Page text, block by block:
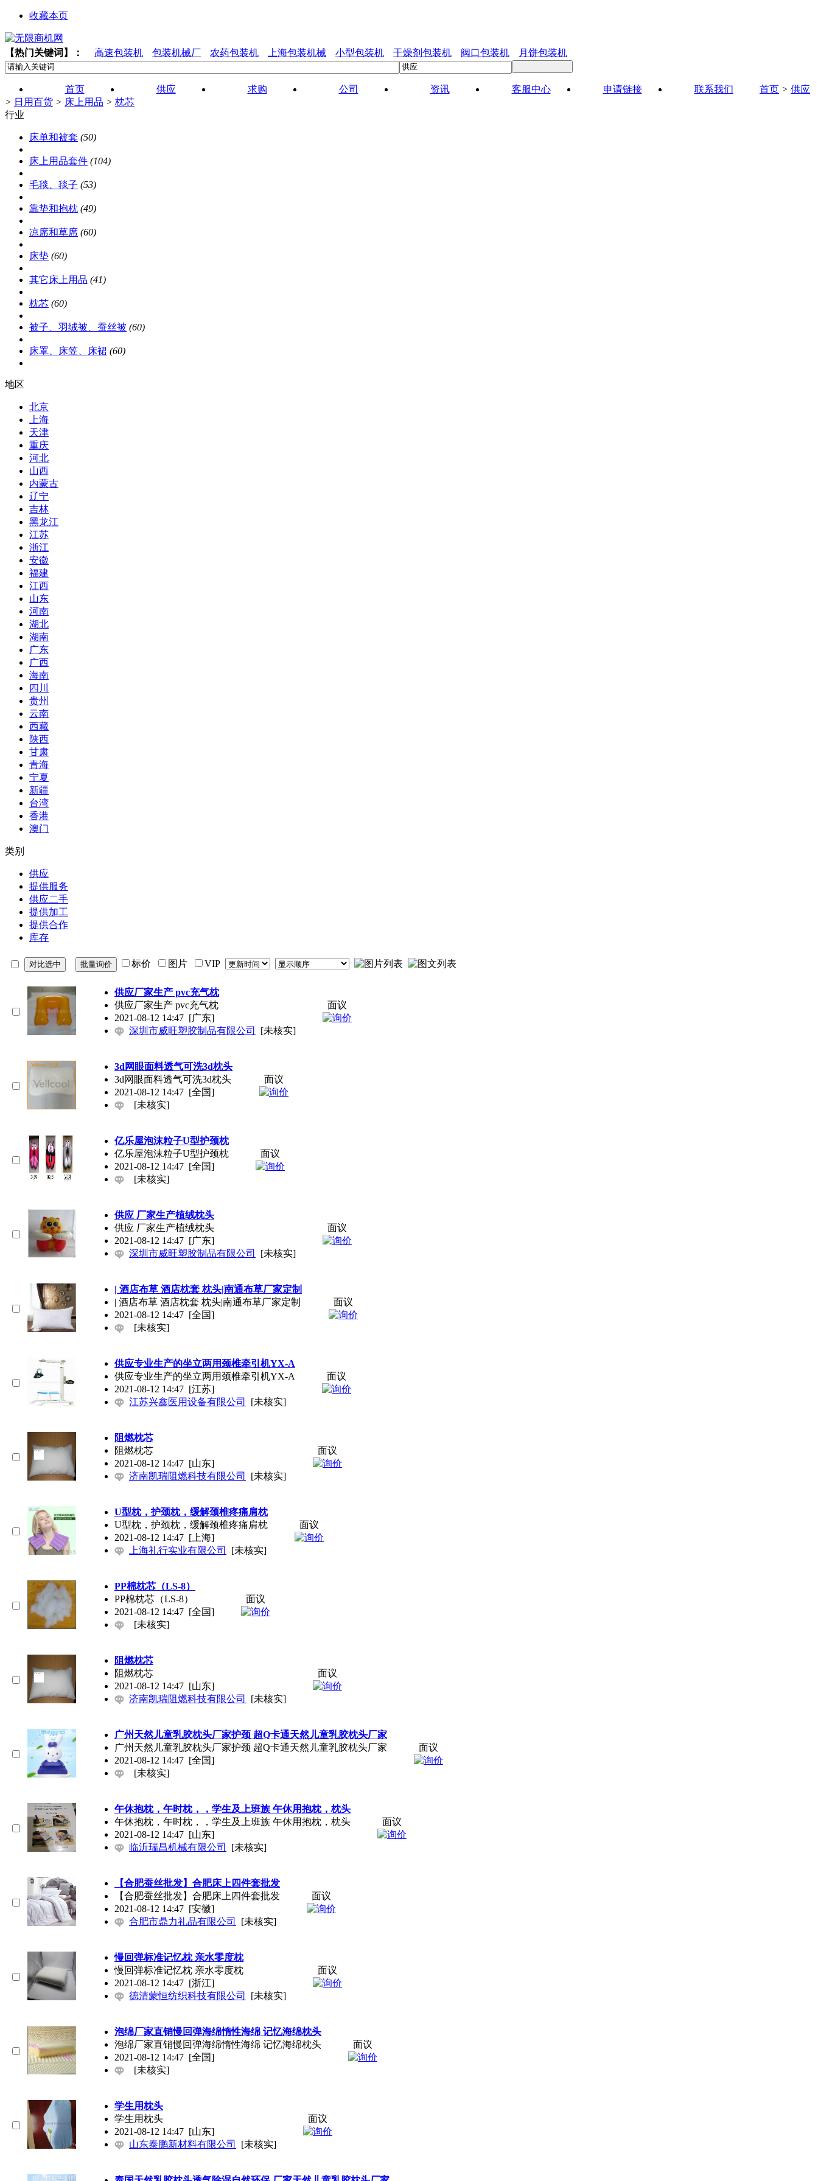
收藏本页
【热门关键词】： 高速包装机 包装机械厂 农药包装机 上海包装机械 小型包装机 干燥剂包装机 阀口包装机 月饼包装机
首页 供应 求购 公司 资讯 客服中心 申请链接 联系我们 首页 > 供应
> 日用百货 > 床上用品 > 枕芯
行业
床单和被套 (50)
床上用品套件 (104)
毛毯、毯子 (53)
靠垫和抱枕 (49)
凉席和草席 (60)
床垫 (60)
其它床上用品 (41)
枕芯 (60)
被子、羽绒被、蚕丝被 (60)
床罩、床笠、床裙 (60)
地区
北京
上海
天津
重庆
河北
山西
内蒙古
辽宁
吉林
黑龙江
江苏
浙江
安徽
福建
江西
山东
河南
湖北
湖南
广东
广西
海南
四川
贵州
云南
西藏
陕西
甘肃
青海
宁夏
新疆
台湾
香港
澳门
类别
供应
提供服务
供应二手
提供加工
提供合作
库存
标价 图片 VIP
供应厂家生产 pvc充气枕
供应厂家生产 pvc充气枕
2021-08-12 14:47 [广东]
深圳市威旺塑胶制品有限公司
[未核实]
面议
3d网眼面料透气可洗3d枕头
3d网眼面料透气可洗3d枕头
2021-08-12 14:47 [全国]
[未核实]
面议
亿乐屋泡沫粒子U型护颈枕
亿乐屋泡沫粒子U型护颈枕
2021-08-12 14:47 [全国]
[未核实]
面议
供应 厂家生产植绒枕头
供应 厂家生产植绒枕头
2021-08-12 14:47 [广东]
深圳市威旺塑胶制品有限公司
[未核实]
面议
| 酒店布草 酒店枕套 枕头|南通布草厂家定制
| 酒店布草 酒店枕套 枕头|南通布草厂家定制
2021-08-12 14:47 [全国]
[未核实]
面议
供应专业生产的坐立两用颈椎牵引机YX-A
供应专业生产的坐立两用颈椎牵引机YX-A
2021-08-12 14:47 [江苏]
江苏兴鑫医用设备有限公司
[未核实]
面议
阻燃枕芯
阻燃枕芯
2021-08-12 14:47 [山东]
济南凯瑞阻燃科技有限公司
[未核实]
面议
U型枕，护颈枕，缓解颈椎疼痛肩枕
U型枕，护颈枕，缓解颈椎疼痛肩枕
2021-08-12 14:47 [上海]
上海礼行实业有限公司
[未核实]
面议
PP棉枕芯（LS-8）
PP棉枕芯（LS-8）
2021-08-12 14:47 [全国]
[未核实]
面议
阻燃枕芯
阻燃枕芯
2021-08-12 14:47 [山东]
济南凯瑞阻燃科技有限公司
[未核实]
面议
广州天然儿童乳胶枕头厂家护颈 超Q卡通天然儿童乳胶枕头厂家
广州天然儿童乳胶枕头厂家护颈 超Q卡通天然儿童乳胶枕头厂家
2021-08-12 14:47 [全国]
[未核实]
面议
午休抱枕，午时枕，，学生及上班族 午休用抱枕，枕头
午休抱枕，午时枕，，学生及上班族 午休用抱枕，枕头
2021-08-12 14:47 [山东]
临沂瑞昌机械有限公司
[未核实]
面议
【合肥蚕丝批发】合肥床上四件套批发
【合肥蚕丝批发】合肥床上四件套批发
2021-08-12 14:47 [安徽]
合肥市鼎力礼品有限公司
[未核实]
面议
慢回弹标准记忆枕 亲水零度枕
慢回弹标准记忆枕 亲水零度枕
2021-08-12 14:47 [浙江]
德清蒙恒纺织科技有限公司
[未核实]
面议
泡绵厂家直销慢回弹海绵惰性海绵 记忆海绵枕头
泡绵厂家直销慢回弹海绵惰性海绵 记忆海绵枕头
2021-08-12 14:47 [全国]
[未核实]
面议
学生用枕头
学生用枕头
2021-08-12 14:47 [山东]
山东泰鹏新材料有限公司
[未核实]
面议